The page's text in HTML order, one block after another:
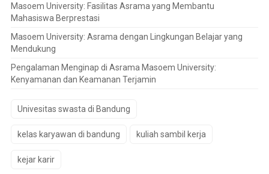
Masoem University: Fasilitas Asrama yang Membantu
Mahasiswa Berprestasi
Masoem University: Asrama dengan Lingkungan Belajar yang
Mendukung
Pengalaman Menginap di Asrama Masoem University:
Kenyamanan dan Keamanan Terjamin
Univesitas swasta di Bandung
kelas karyawan di bandung kuliah sambil kerja
kejar karir